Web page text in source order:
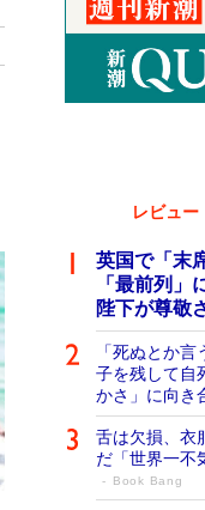
レビュー
英国で「末
「最前列
陛下が尊敬
「死ぬとか
子を残して自
かさ」に向き
舌は欠損、衣
だ「世界一不
Book Bang